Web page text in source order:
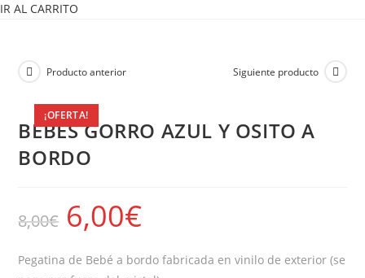
IR AL CARRITO
¡OFERTA!
Producto anterior Siguiente producto
BEBES GORRO AZUL Y OSITO A
BORDO
8,00€ 6,00€
Pegatina de Bebé a bordo fabricada en vinilo de exterior (se